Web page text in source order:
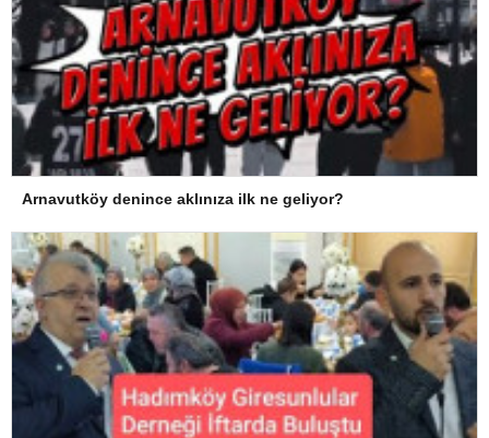
Arnavutköy denince aklınıza ilk ne geliyor?